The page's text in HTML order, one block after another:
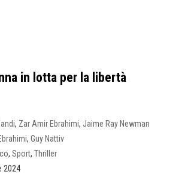
in lotta per la libertà
, Zar Amir Ebrahimi, Jaime Ray Newman
, Guy Nattiv
, Sport, Thriller
2024